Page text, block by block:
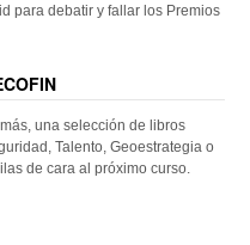
para debatir y fallar los Premios
una selección de libros
Talento, Geoestrategia o
de cara al próximo curso.